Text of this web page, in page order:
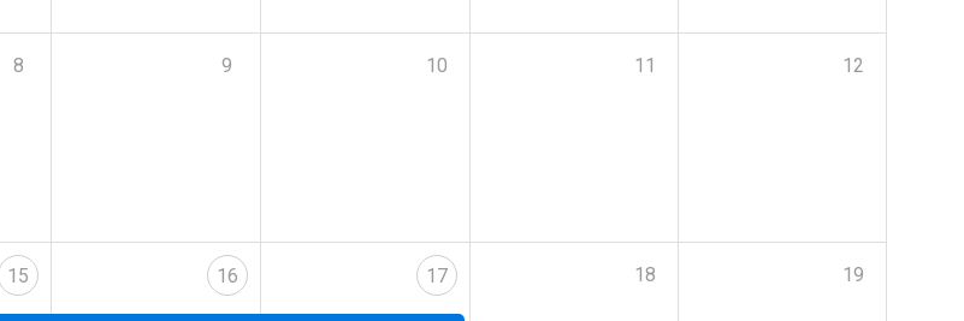
8 9 10 11 12
15 16 17 18 19